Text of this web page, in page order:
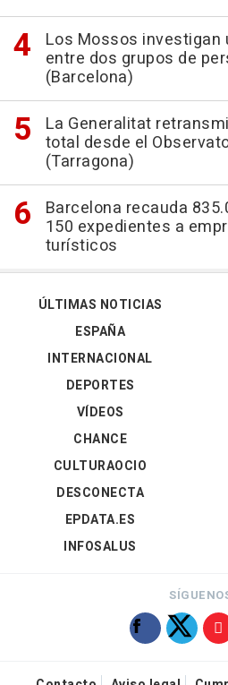
Los Mossos investigan
entre dos grupos de
(Barcelona)
La Generalitat
total desde el
(Tarragona)
Barcelona recauda
150 expedientes a
turísticos
ÚLTIMAS NOTICIAS
ESPAÑA
INTERNACIONAL
DEPORTES
VÍDEOS
CHANCE
CULTURAOCIO
DESCONECTA
EPDATA.ES
INFOSALUS